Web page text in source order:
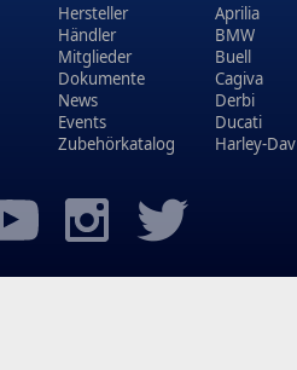
Hersteller
Händler
Mitglieder
Dokumente
News
Events
Zubehörkatalog
Aprilia
BMW
Buell
Cagiva
Derbi
Ducati
Harley-